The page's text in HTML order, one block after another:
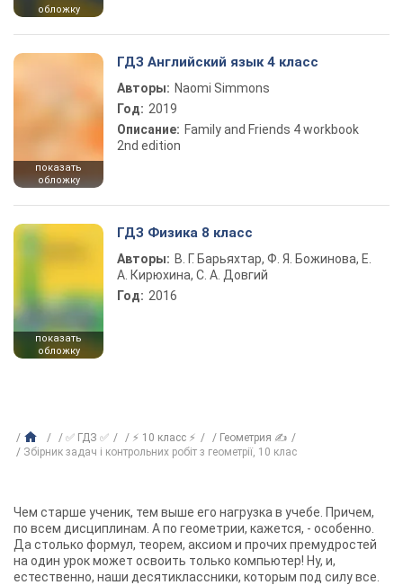
обложку
показать
обложку
ГДЗ Английский язык 4 класс
Авторы: Naomi Simmons
Год: 2019
Описание: Family and Friends 4 workbook
2nd edition
показать
обложку
ГДЗ Физика 8 класс
Авторы: В. Г. Барьяхтар, Ф. Я. Божинова, Е.
А. Кирюхина, С. А. Довгий
Год: 2016
✅ ГДЗ ✅ ⚡ 10 класс ⚡
Геометрия ✍
Збірник задач і контрольних робіт з геометрії, 10 клас
Чем старше ученик, тем выше его нагрузка в учебе. Причем,
по всем дисциплинам. А по геометрии, кажется, - особенно.
Да столько формул, теорем, аксиом и прочих премудростей
на один урок может освоить только компьютер! Ну, и,
естественно, наши десятиклассники, которым под силу все.